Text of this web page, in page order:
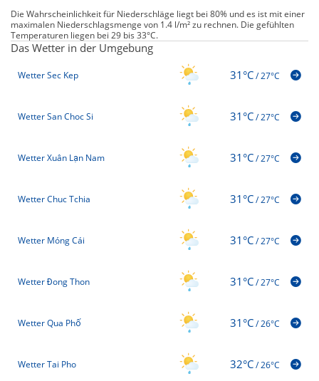
Die Wahrscheinlichkeit für Niederschläge liegt bei 80% und es ist mit einer
maximalen Niederschlagsmenge von 1.4 l/m² zu rechnen. Die gefühlten
Temperaturen liegen bei 29 bis 33°C.
Das Wetter in der Umgebung
Wetter Sec Kep 31°C/27°C
Wetter San Choc Si 31°C/27°C
Wetter Xuân Lạn Nam 31°C/27°C
Wetter Chuc Tchia 31°C/27°C
Wetter Móng Cái 31°C/27°C
Wetter Đong Thon 31°C/27°C
Wetter Qua Phố 31°C/26°C
Wetter Tai Pho 32°C/26°C